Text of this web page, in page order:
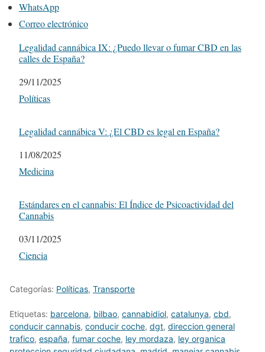
WhatsApp
Correo electrónico
Legalidad cannábica IX: ¿Puedo llevar o fumar CBD en las
calles de España?
Fecha
29/11/2025
Respecto a
Políticas
Legalidad cannábica V: ¿El CBD es legal en España?
Fecha
11/08/2025
Respecto a
Medicina
Estándares en el cannabis: El Índice de Psicoactividad del
Cannabis
Fecha
03/11/2025
Respecto a
Ciencia
Categorías: Políticas, Transporte
Etiquetas: barcelona, bilbao, cannabidiol, catalunya, cbd,
conducir cannabis, conducir coche, dgt, direccion general
trafico, españa, fumar coche, ley mordaza, ley organica